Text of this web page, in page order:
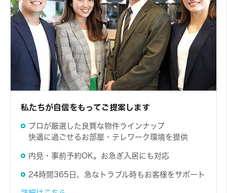
私たちが自信をもってご提案します
プロが厳選した良質な物件ラインナップ
快適に過ごせるお部屋・テレワーク環境を提供
内見・事前予約OK。お急ぎ入居にも対応
24時間365日、急なトラブル時もお客様をサポート